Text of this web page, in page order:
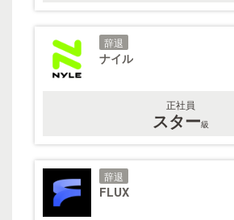
辞退
ナイル
正社員
スター級
辞退
FLUX